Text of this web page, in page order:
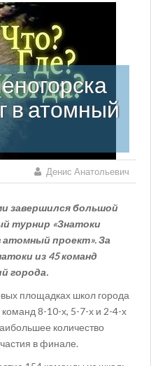
в атомный
Денис Анатольевич
завершился большой
турнир «Знатоки
атомный проект». За
из 45 команд
города.
площадках школ города
8-10-х, 5-7-х и 2-4-х
количество
в финале.